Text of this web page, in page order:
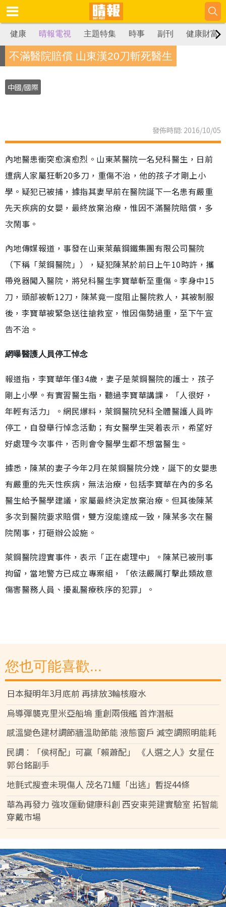
健康 晴報電視 主題特集 時事 副刊 健康財富
不滿醫院賠償 山東漢20刀斬死醫生
中國/國際
發佈時間: 2016/10/05
內地醫患衝突愈演愈烈。山東某醫院一名兒科醫生，日前
遭病人家屬狂斬20多刀，重傷不治，他的孩子才剛上小
學。疑犯已被捕，據指其妻早前在醫院誕下一名患有嚴重
先天疾病的女嬰，最終放棄治療，惟因不滿醫院賠償，多
次鬧事。
內地傳媒報道，事發在山東萊蕪鋼鐵集團有限公司醫院
（下稱「萊鋼醫院」），疑犯陳某於前日上午10時許，攜
帶兇器闖入醫院，將兒科醫生李寶華斬至重傷。李身中15
刀，頭部被斬12刀，陳某竟一度阻止醫院救人，其被制服
後，李寶華被緊急送往搶救室，惟因傷勢過重，至下午宣
告不治。
網曝醫護人員停工悼念
報道指，李寶華年僅34歲，妻子是萊鋼醫院的護士，孩子
剛上小學。有實習醫生指，聽過李寶華講課，「人很好，
年輕有活力」。網民爆料，萊鋼醫院兒科全體醫護人員昨
停工，自發舉行悼念活動；有女醫學生哭着表示，希望好
好處理今次事件，否則會令醫學生都不想當醫生。
據悉，陳某的妻子今年2月在萊鋼醫院分娩，誕下的女嬰患
有嚴重的先天性疾病，無法治療，包括李寶華在內的多名
醫生給予醫學建議，家屬最終決定放棄治療。但其後陳某
多次到醫院要求賠償，雙方沒能達成一致，陳某多次在醫
院鬧事，打砸辦公設施。
萊鋼醫院證實事件，表示「正在處理中」。陳某已被刑事
拘留，當地警方已成立專案組，「依法嚴厲打擊此類故意
傷害醫務人員、擾亂醫療秩序的犯罪」。
您也可能喜歡...
日本擬明年3月底前 再排放3輪核廢水
烏導彈襲克里米亞船塢 重創兩俄艦 首炸潛艇
感溫變色建材調節牆溫助節能 液態窗戶 減空調照明能耗
民調︰「侯柯配」可贏「賴蕭配」 《人選之人》女星任
郭台銘副手
地氈式搜查未現傷人 茂名71鱷「出逃」暫捉44條
華為再發力 強攻運動健康科創 西安東莞建實驗室 拓智能
穿戴市場